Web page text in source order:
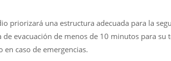
priorizará una estructura adecuada para la
de evacuación de menos de 10 minutos para
en caso de emergencias.